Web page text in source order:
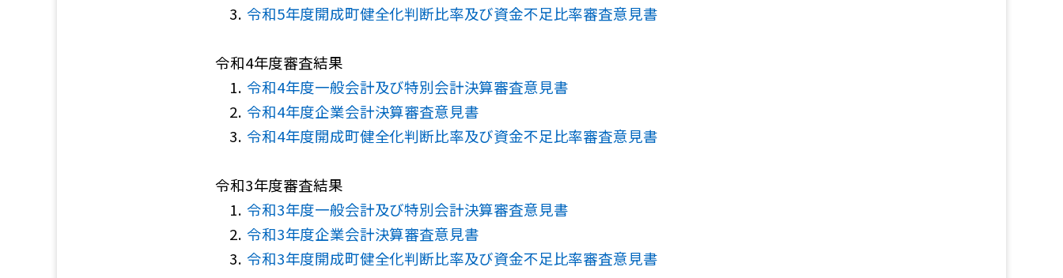
令和5年度開成町健全化判断比率及び資金不足比率審査意見書
令和4年度審査結果
令和4年度一般会計及び特別会計決算審査意見書
令和4年度企業会計決算審査意見書
令和4年度開成町健全化判断比率及び資金不足比率審査意見書
令和3年度審査結果
令和3年度一般会計及び特別会計決算審査意見書
令和3年度企業会計決算審査意見書
令和3年度開成町健全化判断比率及び資金不足比率審査意見書